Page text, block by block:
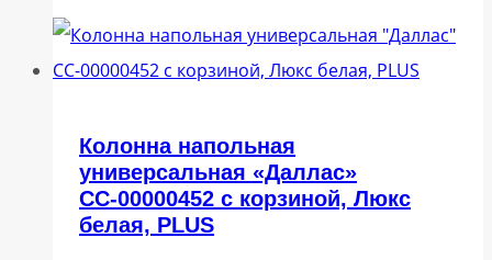
Колонна напольная
универсальная «Даллас»
СС-00000452 с корзиной, Люкс
белая, PLUS